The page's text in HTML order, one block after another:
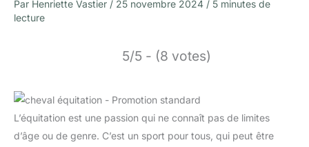
Par Henriette Vastier / 25 novembre 2024 / 5 minutes de
lecture
5/5 - (8 votes)
L’équitation est une passion qui ne connaît pas de limites
d’âge ou de genre. C’est un sport pour tous, qui peut être